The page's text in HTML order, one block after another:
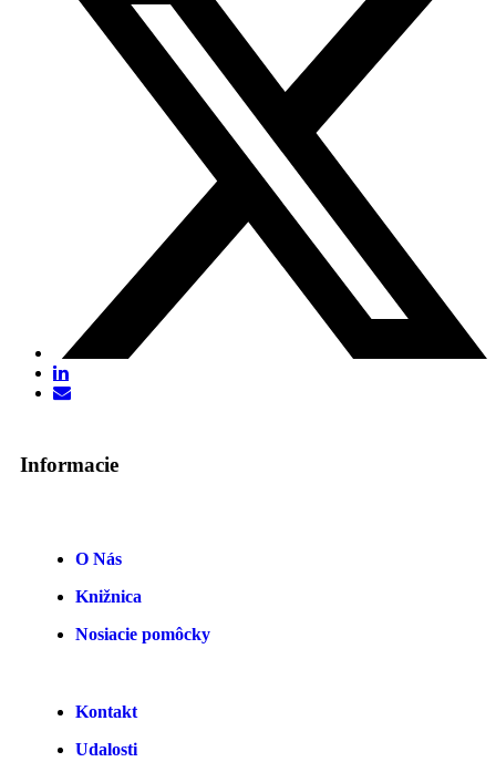
Informacie
O Nás
Knižnica
Nosiacie pomôcky
Kontakt
Udalosti